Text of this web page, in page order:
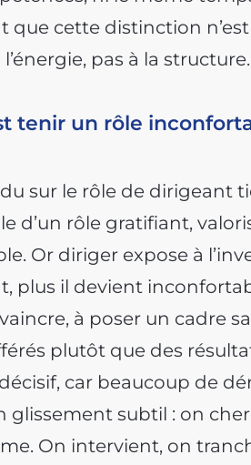
que cette distinction
pas à la structure.
tenir un rôle
sur le rôle de dirigeant
d’un rôle gratifiant,
Or diriger expose à
plus il devient
à poser un cadre
plutôt que des
car beaucoup de
glissement subtil : on
On intervient, on